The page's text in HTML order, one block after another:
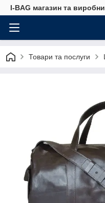
I-BAG магазин та
Товари та послуги